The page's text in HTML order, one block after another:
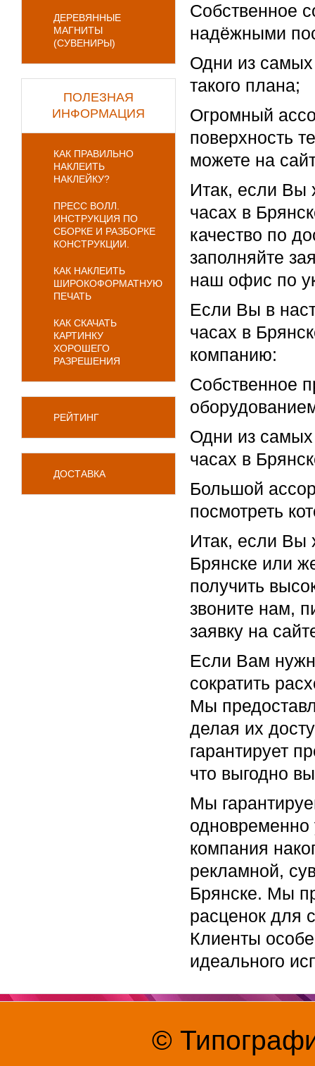
ДЕРЕВЯННЫЕ
МАГНИТЫ
(СУВЕНИРЫ)
ПОЛЕЗНАЯ
ИНФОРМАЦИЯ
КАК ПРАВИЛЬНО
НАКЛЕИТЬ
НАКЛЕЙКУ?
ПРЕСС ВОЛЛ.
ИНСТРУКЦИЯ ПО
СБОРКЕ И РАЗБОРКЕ
КОНСТРУКЦИИ.
КАК НАКЛЕИТЬ
ШИРОКОФОРМАТНУЮ
ПЕЧАТЬ
КАК СКАЧАТЬ
КАРТИНКУ
ХОРОШЕГО
РАЗРЕШЕНИЯ
РЕЙТИНГ
ДОСТАВКА
Собственное
надёжными
Одни из самых
такого плана;
Огромный
поверхность
можете на
Итак, если Вы
часах в
качество по
заполняйте
наш офис по
Если Вы в
часах в
компанию:
Собственное
Одни из самых
часах в
Большой
посмотреть
Итак, если Вы
Брянске или
получить
звоните нам,
заявку на
Если Вам
сократить
Мы
делая их
гарантирует
что выгодно
Мы
компания
рекламной,
Брянске. Мы
расценок для
Клиенты
идеального
©